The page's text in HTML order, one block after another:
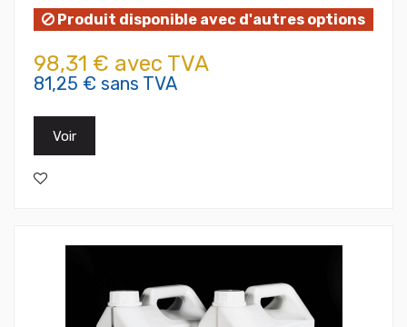
Produit disponible avec d'autres options
98,31 € avec TVA
81,25 € sans TVA
Voir